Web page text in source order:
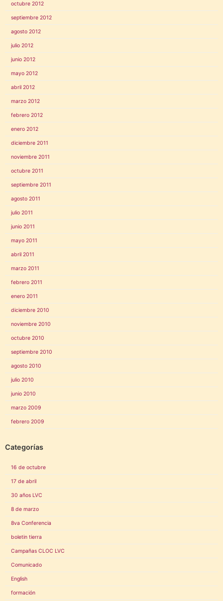
octubre 2012
septiembre 2012
agosto 2012
julio 2012
junio 2012
mayo 2012
abril 2012
marzo 2012
febrero 2012
enero 2012
diciembre 2011
noviembre 2011
octubre 2011
septiembre 2011
agosto 2011
julio 2011
junio 2011
mayo 2011
abril 2011
marzo 2011
febrero 2011
enero 2011
diciembre 2010
noviembre 2010
octubre 2010
septiembre 2010
agosto 2010
julio 2010
junio 2010
marzo 2009
febrero 2009
Categorías
16 de octubre
17 de abril
30 años LVC
8 de marzo
8va Conferencia
boletin tierra
Campañas CLOC LVC
Comunicado
English
formación